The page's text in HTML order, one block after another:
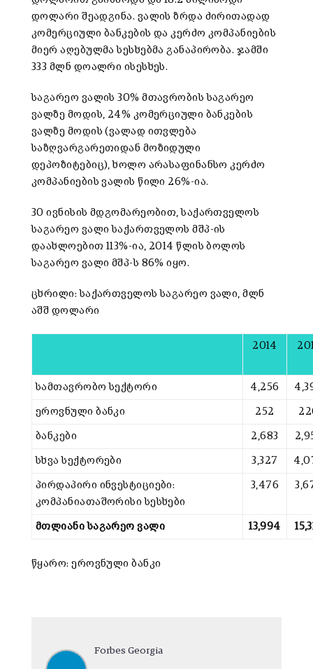
დოლარი შეადგინა. ვალის ზრდა ძირითადად
კომერციული ბანკების და კერძო კომპანიების
მიერ აღებულმა სესხებმა განაპირობა. ჯამში
333 მლნ დოალრი ისესხეს.
საგარეო ვალის 30% მთავრობის საგარეო
ვალზე მოდის, 24% კომერციული ბანკების
ვალზე მოდის (ვალად ითვლება
საზღვარგარეთიდან მოზიდული
დეპოზიტებიც), ხოლო არასაფინანსო კერძო
კომპანიების ვალის წილი 26%-ია.
30 ივნისის მდგომარეობით, საქართველოს
საგარეო ვალი საქართველოს მშპ-ის
დაახლოებით 113%-ია, 2014 წლის ბოლოს
საგარეო ვალი მშპ-ს 86% იყო.
ცხრილი: საქართველოს საგარეო ვალი, მლნ
აშშ დოლარი
2014
სამთავრობო სექტორი 4,256
ეროვნული ბანკი 252
ბანკები 2,683
სხვა სექტორები 3,327
პირდაპირი ინვესტიციები:
კომპანიათაშორისი სესხები
3,476
მთლიანი საგარეო ვალი 13,994
წყარო: ეროვნული ბანკი
Forbes Georgia